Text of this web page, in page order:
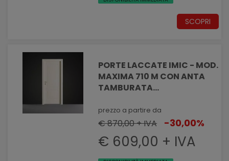
SCOPRI
PORTE LACCATE IMIC - MOD.
MAXIMA 710 M CON ANTA
TAMBURATA
MASSELLATO
prezzo a partire da
€ 870,00 + IVA -30,00%
€ 609,00 + IVA